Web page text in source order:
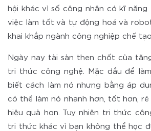
hội khác vì số công nhân có kĩ năng
việc làm tốt và tự động hoá và
khai khắp ngành công nghiệp chế
Ngày nay tài sản then chốt của
tri thức công nghệ. Mặc dầu để
biết cách làm nó nhưng bằng áp
có thể làm nó nhanh hơn, tốt hơn,
hiệu quả hơn. Tuy nhiên tri thức
tri thức khác vì bạn không thể học